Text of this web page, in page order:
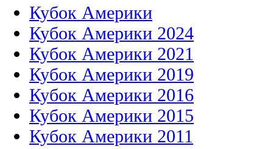
Кубок Америки
Кубок Америки 2024
Кубок Америки 2021
Кубок Америки 2019
Кубок Америки 2016
Кубок Америки 2015
Кубок Америки 2011